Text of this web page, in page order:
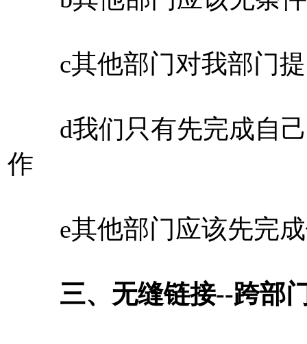
c其他部门对我部门提
d我们只有先完成自己
作
e其他部门应该先完成
三、无缝链接--跨部门